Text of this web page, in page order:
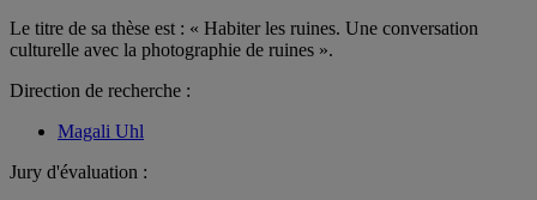
Le titre de sa thèse est : « Habiter les ruines. Une conversation
culturelle avec la photographie de ruines ».
Direction de recherche :
Magali Uhl
Jury d'évaluation :